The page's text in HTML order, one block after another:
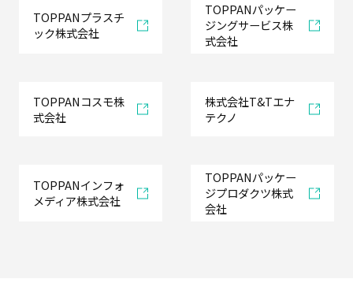
TOPPANプラスチ
ック株式会社
TOPPANパッケー
ジングサービス株
式会社
TOPPANコスモ株
式会社
株式会社T&Tエナ
テクノ
TOPPANインフォ
メディア株式会社
TOPPANパッケー
ジプロダクツ株式
会社